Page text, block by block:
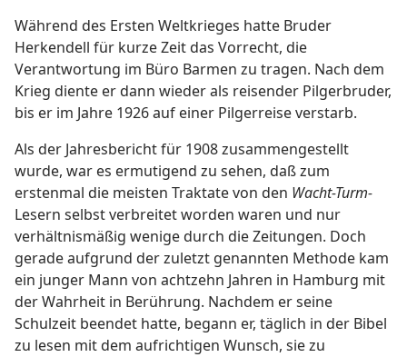
Während des Ersten Weltkrieges hatte Bruder
Herkendell für kurze Zeit das Vorrecht, die
Verantwortung im Büro Barmen zu tragen. Nach dem
Krieg diente er dann wieder als reisender Pilgerbruder,
bis er im Jahre 1926 auf einer Pilgerreise verstarb.
Als der Jahresbericht für 1908 zusammengestellt
wurde, war es ermutigend zu sehen, daß zum
erstenmal die meisten Traktate von den Wacht-Turm-
Lesern selbst verbreitet worden waren und nur
verhältnismäßig wenige durch die Zeitungen. Doch
gerade aufgrund der zuletzt genannten Methode kam
ein junger Mann von achtzehn Jahren in Hamburg mit
der Wahrheit in Berührung. Nachdem er seine
Schulzeit beendet hatte, begann er, täglich in der Bibel
zu lesen mit dem aufrichtigen Wunsch, sie zu